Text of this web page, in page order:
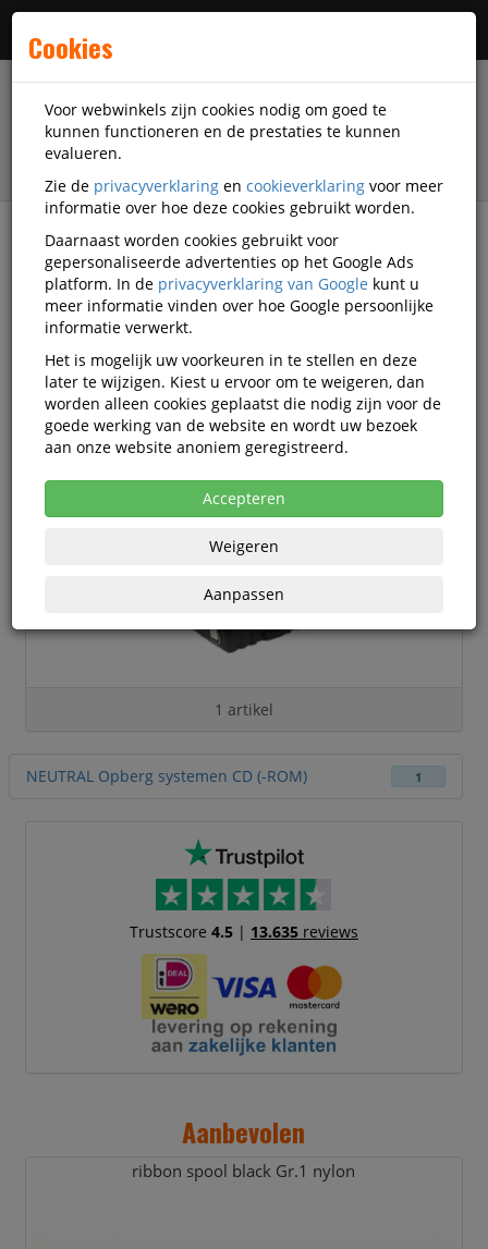
filter
Accessoires NEUTRAL
NEUTRAL accessoires
NEUTRAL Opbergsystemen
opslagmedia
1 artikel
NEUTRAL Opberg systemen CD (-ROM) 1
Trustscore 4.5| 13.635reviews
Aanbevolen
ribbon spool black Gr.1 nylon
Cookies
Voor webwinkels zijn cookies nodig om goed te
kunnen functioneren en de prestaties te kunnen
evalueren.
Zie de privacyverklaring en cookieverklaring voor meer
informatie over hoe deze cookies gebruikt worden.
Daarnaast worden cookies gebruikt voor
gepersonaliseerde advertenties op het Google Ads
platform. In de privacyverklaring van Google kunt u
meer informatie vinden over hoe Google persoonlijke
informatie verwerkt.
Het is mogelijk uw voorkeuren in te stellen en deze
later te wijzigen. Kiest u ervoor om te weigeren, dan
worden alleen cookies geplaatst die nodig zijn voor de
goede werking van de website en wordt uw bezoek
aan onze website anoniem geregistreerd.
Accepteren
Weigeren
Aanpassen